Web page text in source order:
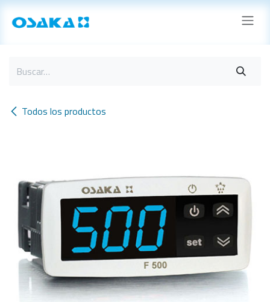
Ir al contenido
Todos los productos